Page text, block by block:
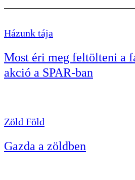
Házunk tája
Most éri meg feltölteni a
akció a SPAR-ban
Zöld Föld
Gazda a zöldben